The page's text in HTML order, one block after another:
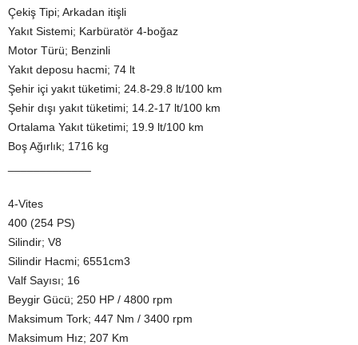
Çekiş Tipi; Arkadan itişli
Yakıt Sistemi; Karbüratör 4-boğaz
Motor Türü; Benzinli
Yakıt deposu hacmi; 74 lt
Şehir içi yakıt tüketimi; 24.8-29.8 lt/100 km
Şehir dışı yakıt tüketimi; 14.2-17 lt/100 km
Ortalama Yakıt tüketimi; 19.9 lt/100 km
Boş Ağırlık; 1716 kg
4-Vites
400 (254 PS)
Silindir; V8
Silindir Hacmi; 6551cm3
Valf Sayısı; 16
Beygir Gücü; 250 HP / 4800 rpm
Maksimum Tork; 447 Nm / 3400 rpm
Maksimum Hız; 207 Km